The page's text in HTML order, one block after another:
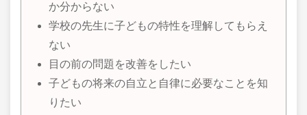
か分からない
学校の先生に子どもの特性を理解してもらえ
ない
目の前の問題を改善をしたい
子どもの将来の自立と自律に必要なことを知
りたい